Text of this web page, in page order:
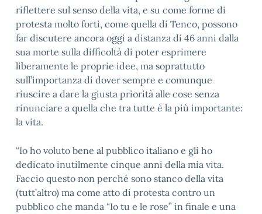
riflettere sul senso della vita, e su come forme di
protesta molto forti, come quella di Tenco, possono
far discutere ancora oggi a distanza di 46 anni dalla
sua morte sulla difficoltà di poter esprimere
liberamente le proprie idee, ma soprattutto
sull’importanza di dover sempre e comunque
riuscire a dare la giusta priorità alle cose senza
rinunciare a quella che tra tutte è la più importante:
la vita.
“Io ho voluto bene al pubblico italiano e gli ho
dedicato inutilmente cinque anni della mia vita.
Faccio questo non perché sono stanco della vita
(tutt’altro) ma come atto di protesta contro un
pubblico che manda “Io tu e le rose” in finale e una